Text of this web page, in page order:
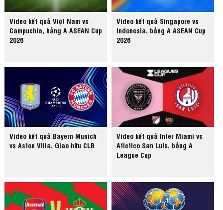
Video kết quả Việt Nam vs
Campuchia, bảng A ASEAN Cup
2026
Video kết quả Singapore vs
Indonesia, bảng A ASEAN Cup
2026
Video kết quả Bayern Munich
vs Aston Villa, Giao hữu CLB
Video kết quả Inter Miami vs
Atletico San Luis, bảng A
League Cup